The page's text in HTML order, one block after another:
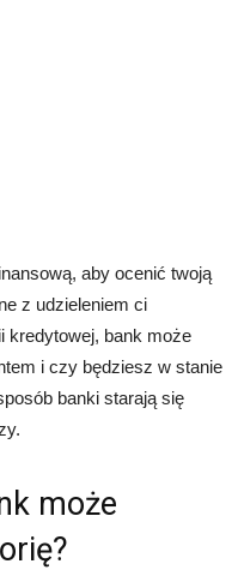
aby ocenić twoją
z udzieleniem ci
kredytowej, bank może
i czy będziesz w stanie
banki starają się
może